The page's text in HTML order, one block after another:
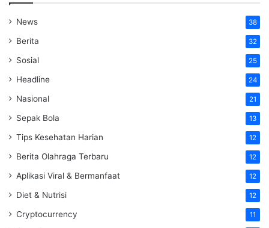
News 38
Berita 32
Sosial 25
Headline 24
Nasional 21
Sepak Bola 13
Tips Kesehatan Harian 12
Berita Olahraga Terbaru 12
Aplikasi Viral & Bermanfaat 12
Diet & Nutrisi 12
Cryptocurrency 11